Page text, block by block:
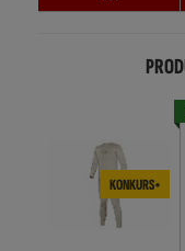
KONKURS+